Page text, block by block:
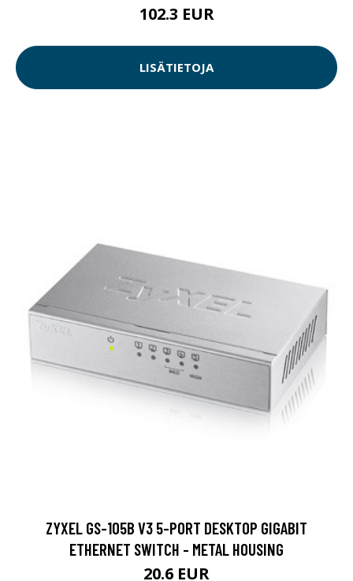
102.3 EUR
LISÄTIETOJA
ZYXEL GS-105B V3 5-PORT DESKTOP GIGABIT
ETHERNET SWITCH - METAL HOUSING
20.6 EUR